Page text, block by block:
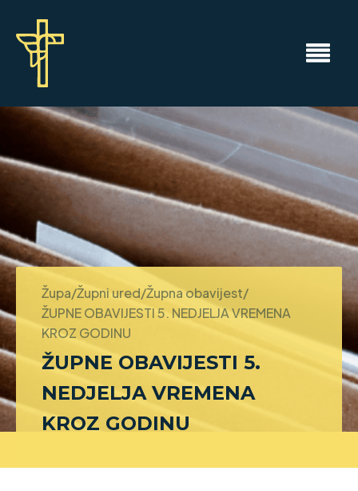
Župa/Župni ured/Župna obavijest/
ŽUPNE OBAVIJESTI 5. NEDJELJA VREMENA
KROZ GODINU
ŽUPNE OBAVIJESTI 5.
NEDJELJA VREMENA
KROZ GODINU